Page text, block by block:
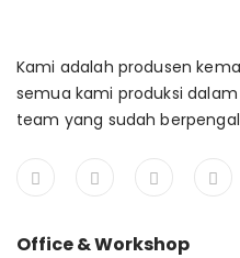
Kami adalah produsen
semua kami produksi
team yang sudah
Office & Workshop